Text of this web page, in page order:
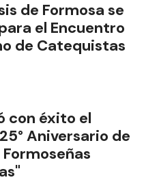
de Formosa se
el Encuentro
de Catequistas
con éxito el
Aniversario de